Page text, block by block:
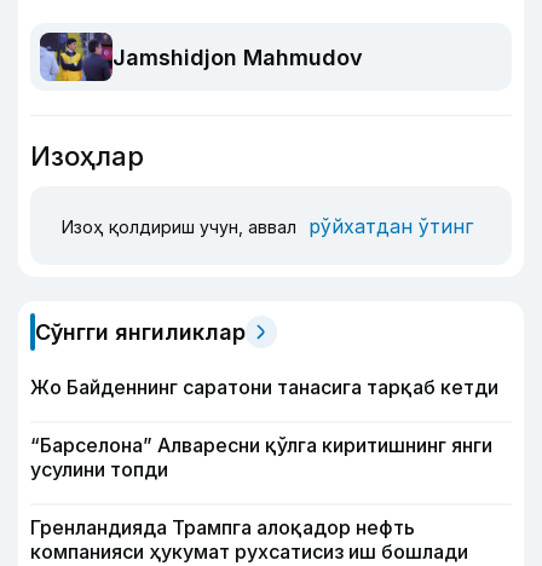
Jamshidjon Mahmudov
Изоҳлар
Изоҳ қолдириш учун, аввал рўйхатдан ўтинг
Сўнгги янгиликлар
Жо Байденнинг саратони танасига тарқаб кетди
“Барселона” Алваресни қўлга киритишнинг янги
усулини топди
Гренландияда Трампга алоқадор нефть
компанияси ҳукумат рухсатисиз иш бошлади